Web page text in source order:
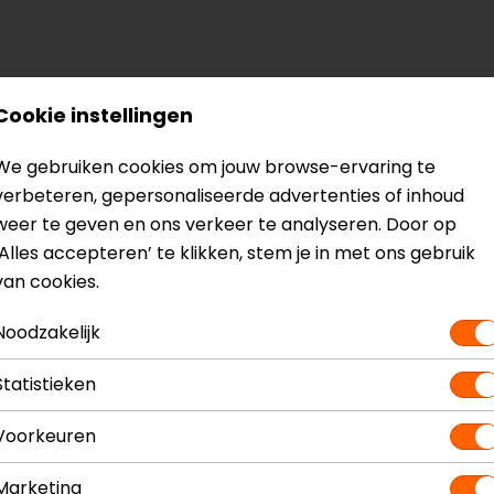
dan
je het product bekijken & passen en staan onze
Zwart
instellingen
gebruiken cookies om jouw browse-ervaring te
gepersonaliseerde advertenties of inhoud
te geven en ons verkeer te analyseren. Door op
accepteren’ te klikken, stem je in met ons gebruik
cookies.